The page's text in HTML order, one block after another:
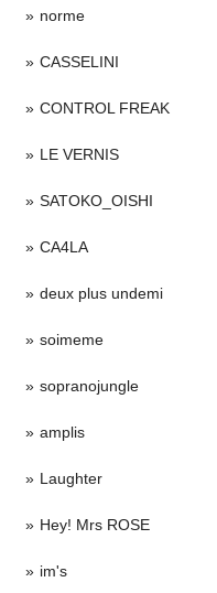
norme
CASSELINI
CONTROL FREAK
LE VERNIS
SATOKO_OISHI
CA4LA
deux plus undemi
soimeme
sopranojungle
amplis
Laughter
Hey! Mrs ROSE
im's